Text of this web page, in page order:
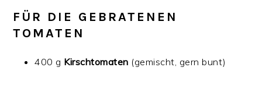
FÜR DIE GEBRATENEN
TOMATEN
400 g Kirschtomaten (gemischt, gern bunt)